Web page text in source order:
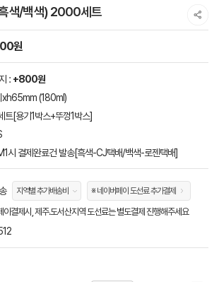
색/백색) 2000세트
원
: +800원
xh65mm (180ml)
[용기1박스+뚜껑1박스]
시 결제완료건 발송[흑색-CJ택배/백색-로젠택배]
지역별 추가배송비 ※ 네이버페이 도선료 추가결제
이결제시, 제주.도서산지역 도선료는 별도결제 진행해주세요